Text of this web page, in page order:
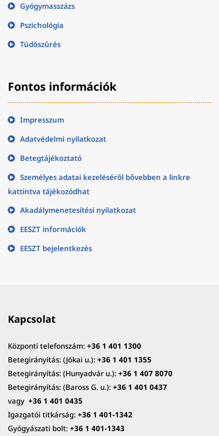
Gyógymasszázs
Pszichológia
Tüdőszűrés
Fontos információk
Impresszum
Adatvédelmi nyilatkozat
Betegtájékoztató
Személyes adatai kezeléséről bővebben a linkre
kattintva tájékozódhat
Akadálymenetesítési nyilatkozat
EESZT információk
EESZT bejelentkezés
Kapcsolat
Központi telefonszám: +36 1 401 1300
Betegirányítás: (Jókai u.): +36 1 401 1355
Betegirányítás: (Hunyadvár u.): +36 1 407 8070
Betegirányítás: (Baross G. u.): +36 1 401 0437
vagy +36 1 401 0435
Igazgatói titkárság: +36 1 401-1342
Gyógyászati bolt: +36 1 401-1343